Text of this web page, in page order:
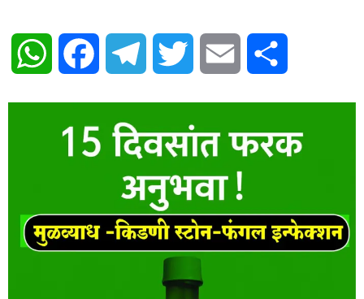
WhatsAppFacebook Telegram Twitter Email